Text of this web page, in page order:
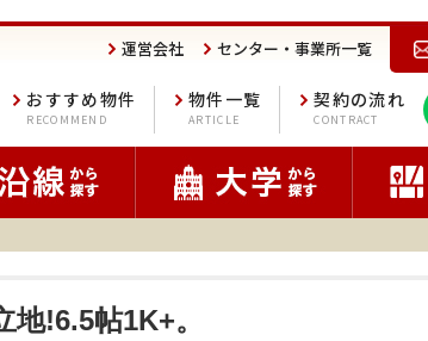
センター・事業所一覧
運営会社
契約の流れ
CONTRACT
物件一覧
ARTICLE
おすすめ物件
RECOMMEND
!6.5帖1K+。